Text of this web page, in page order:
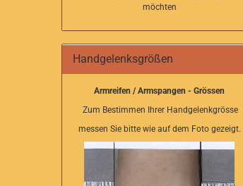
möchten
Handgelenksgrößen
Armreifen / Armspangen - Grössen
Zum Bestimmen Ihrer Handgelenkgrösse
messen Sie bitte wie auf dem Foto gezeigt.